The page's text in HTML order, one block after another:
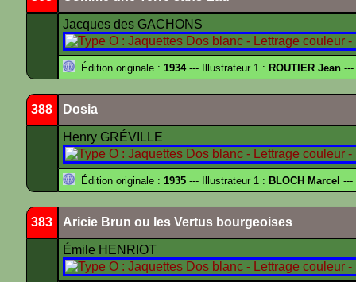
Jacques des GACHONS
Édition originale : 1934--- Illustrateur 1 : ROUTIER Jean ---
388 Dosia
Henry GRÉVILLE
Édition originale : 1935 --- Illustrateur 1 : BLOCH Marcel ---
383 Aricie Brun ou les Vertus bourgeoises
Émile HENRIOT